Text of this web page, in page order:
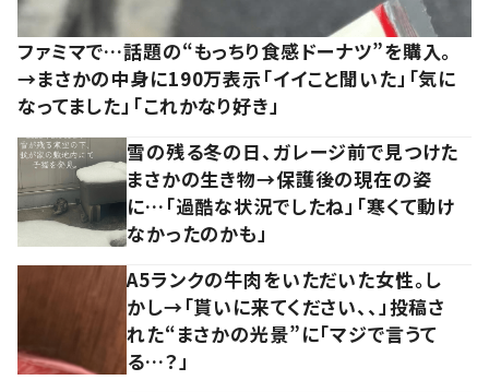
ファミマで…話題の“もっちり食感ドーナツ”を購入。
→まさかの中身に190万表示「イイこと聞いた」「気に
なってました」「これかなり好き」
雪の残る冬の日、ガレージ前で見つけた
まさかの生き物→保護後の現在の姿
に…「過酷な状況でしたね」「寒くて動け
なかったのかも」
A5ランクの牛肉をいただいた女性。し
かし→「貰いに来てください、、」投稿さ
れた“まさかの光景”に「マジで言うて
る…？」